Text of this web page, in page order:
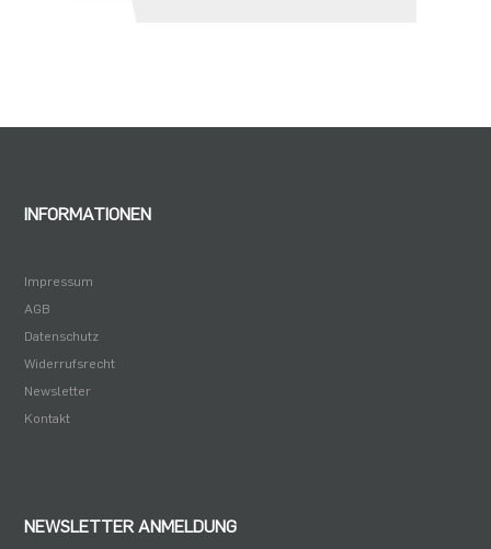
INFORMATIONEN
Impressum
AGB
Datenschutz
Widerrufsrecht
Newsletter
Kontakt
NEWSLETTER ANMELDUNG